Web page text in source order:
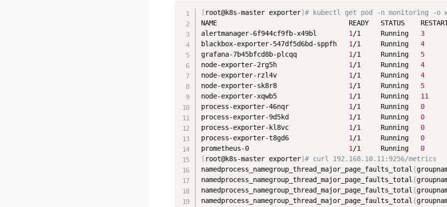
[ root@k8s-master exporter] # kubectl get pod -n monitoring -o
NAME                                 READY   STATUS    RESTARTS
alertmanager-6f944cf9fb-x49bl 1 /1     Running 3
blackbox-exporter-547df5d6bd-sppfh 1 /1     Running 4
grafana-7b45bfcd8b-plcqq 1 /1     Running 5
node-exporter-2rg5h 1 /1     Running 4
node-exporter-rzl4v 1 /1     Running 4
node-exporter-sk8r8 1 /1     Running 5
node-exporter-xqwb5 1 /1     Running 11
process-exporter-46nqr 1 /1     Running 0
process-exporter-9d5kd 1 /1     Running 0
process-exporter-kl8vc 1 /1     Running 0
process-exporter-t8gd6 1 /1     Running 0
prometheus-0 1 /1     Running 0
[ root@k8s-master exporter] # curl 192.168.10.11:9256/metrics
namedprocess_namegroup_thread_major_page_faults_total {
namedprocess_namegroup_thread_major_page_faults_total {
namedprocess_namegroup_thread_major_page_faults_total {
namedprocess_namegroup_thread_major_page_faults_total {